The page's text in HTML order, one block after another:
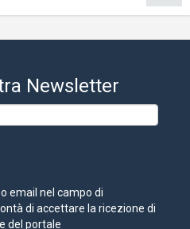
Newsletter
email nel campo di
di accettare la ricezione di
del portale